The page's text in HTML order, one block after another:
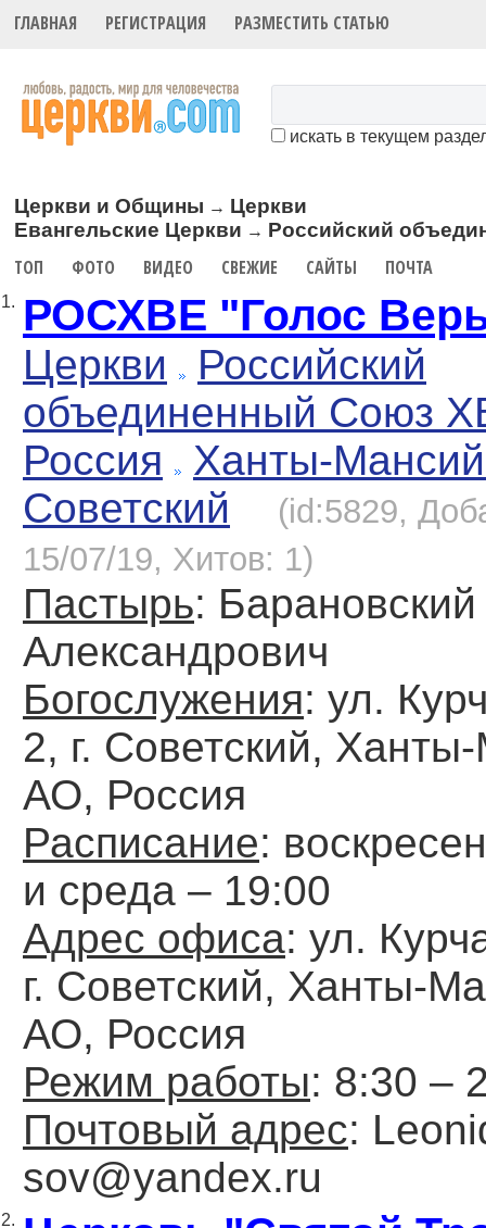
ГЛАВНАЯ РЕГИСТРАЦИЯ РАЗМЕСТИТЬ СТАТЬЮ
искать в текущем
Церкви и Общины → Церкви
Евангельские Церкви → Российский
ТОП ФОТО ВИДЕО СВЕЖИЕ САЙТЫ ПОЧТА
1. РОСХВЕ "Голос
Церкви
Российский
объединенный Союз
Россия
Ханты-
Советский
(id:5829,
15/07/19, Хитов: 1)
Пастырь:
Александрович
Богослужения: ул.
2, г. Советский,
АО, Россия
Расписание:
и среда – 19:00
Адрес офиса: ул.
г. Советский, Ханты-
АО, Россия
Режим работы: 8:30 –
Почтовый адрес:
sov@yandex.ru
2.